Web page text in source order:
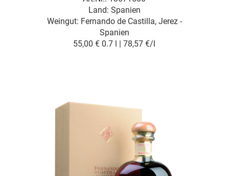
Land: Spanien
Weingut: Fernando de Castilla, Jerez -
Spanien
55,00 € 0.7 l | 78,57 €/l